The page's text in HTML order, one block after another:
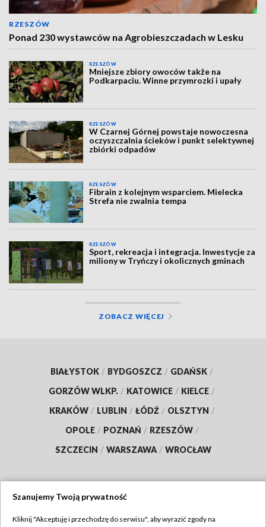
RZESZÓW
Ponad 230 wystawców na Agrobieszczadach w Lesku
RZESZÓW
Mniejsze zbiory owoców także na
Podkarpaciu. Winne przymrozki i upały
RZESZÓW
W Czarnej Górnej powstaje nowoczesna
oczyszczalnia ścieków i punkt selektywnej
zbiórki odpadów
RZESZÓW
Fibrain z kolejnym wsparciem. Mielecka
Strefa nie zwalnia tempa
RZESZÓW
Sport, rekreacja i integracja. Inwestycje za
miliony w Tryńczy i okolicznych gminach
ZOBACZ WIĘCEJ
BIAŁYSTOK / BYDGOSZCZ / GDAŃSK /
GORZÓW WLKP. / KATOWICE / KIELCE /
KRAKÓW / LUBLIN / ŁÓDŹ / OLSZTYN /
OPOLE / POZNAŃ / RZESZÓW /
SZCZECIN / WARSZAWA / WROCŁAW
Szanujemy Twoją prywatność
Kliknij "Akceptuję i przechodzę do serwisu", aby wyrazić zgody na